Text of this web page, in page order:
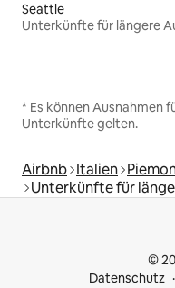
Seattle
* Es können Ausnahmen
Unterkünfte gelten.
Airbnb Italien
Unterkünfte für
©
Datenschutz